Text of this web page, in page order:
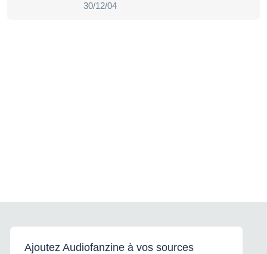
30/12/04
Ajoutez Audiofanzine à vos sources